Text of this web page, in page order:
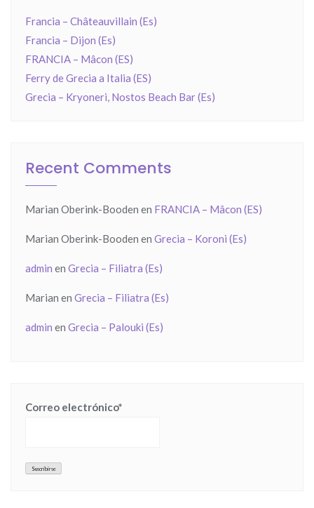
Francia – Châteauvillain (Es)
Francia – Dijon (Es)
FRANCIA – Mâcon (ES)
Ferry de Grecia a Italia (ES)
Grecia – Kryoneri, Nostos Beach Bar (Es)
Recent Comments
Marian Oberink-Booden en FRANCIA – Mâcon (ES)
Marian Oberink-Booden en Grecia – Koroni (Es)
admin en Grecia – Filiatra (Es)
Marian en Grecia – Filiatra (Es)
admin en Grecia – Palouki (Es)
Correo electrónico*